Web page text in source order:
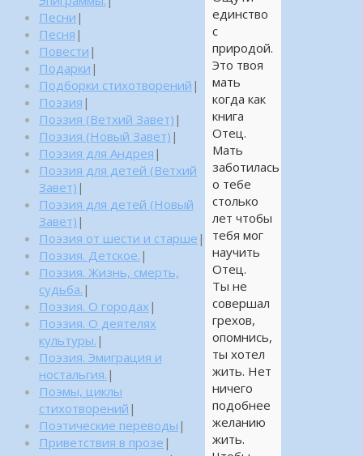
единство
с
природой.
Это твоя
мать
когда как
книга
Отец.
Мать
заботилась
о тебе
столько
лет чтобы
тебя мог
научить
Отец.
Ты не
совершал
грехов,
опомнись,
ты хотел
жить. Нет
ничего
подобнее
желанию
жить.
Песни |
Песня |
Повести |
Подарки |
Подборки стихотворений |
Поэзия |
Поэзия (Ветхий Завет) |
Поэзия (Новый Завет) |
Поэзия для Андрея |
Поэзия для детей (Ветхий
Завет) |
Поэзия для детей (Новый
Завет) |
Поэзия от шести и старше |
Поэзия. Детское. |
Поэзия. Жизнь, смерть,
судьба. |
Поэзия. О городах |
Поэзия. О деятелях
культуры. |
Поэзия. Эмиграция и
ностальгия. |
Поэмы, циклы
стихотворений |
Поэтические переводы |
Приветствия в прозе |